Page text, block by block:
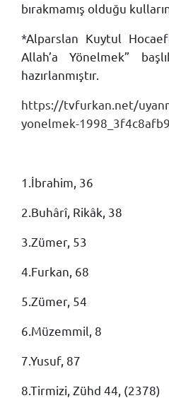
bırakmamış olduğu
*Alparslan Kuytul
Allah’a Yönelmek”
hazırlanmıştır.
https://tvfurkan.net/
yonelmek-
1.İbrahim, 36
2.Buhârî, Rikâk, 38
3.Zümer, 53
4.Furkan, 68
5.Zümer, 54
6.Müzemmil, 8
7.Yusuf, 87
8.Tirmizi, Zühd 44, (2378)